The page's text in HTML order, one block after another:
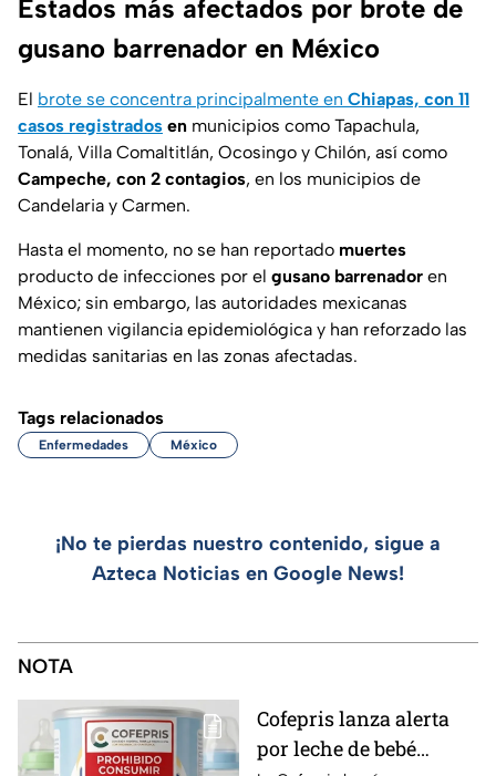
Estados más afectados por brote de
gusano barrenador en México
El brote se concentra principalmente en Chiapas, con 11
casos registrados en municipios como Tapachula,
Tonalá, Villa Comaltitlán, Ocosingo y Chilón, así como
Campeche, con 2 contagios, en los municipios de
Candelaria y Carmen.
Hasta el momento, no se han reportado muertes
producto de infecciones por el gusano barrenador en
México; sin embargo, las autoridades mexicanas
mantienen vigilancia epidemiológica y han reforzado las
medidas sanitarias en las zonas afectadas.
Tags relacionados
Enfermedades México
¡No te pierdas nuestro contenido, sigue a
Azteca Noticias en Google News!
NOTA
Cofepris lanza alerta
por leche de bebé